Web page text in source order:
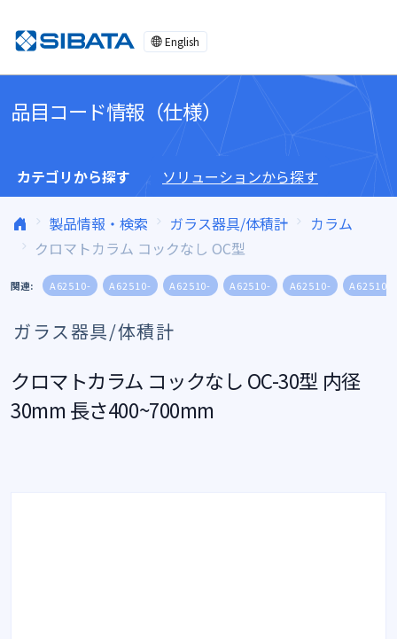
English
品目コード情報（仕様）
カテゴリから探す ソリューションから探す
製品情報・検索 ガラス器具/体積計
カラム
クロマトカラム コックなし OC型
関連: A62510- A62510- A62510- A62510- A62510- A62510-
ガラス器具/体積計
クロマトカラム コックなし OC-30型 内径
30mm 長さ400~700mm